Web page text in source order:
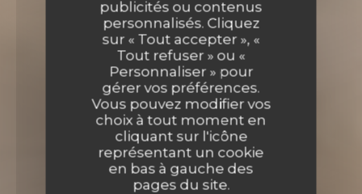
publicités ou contenus
personnalisés. Cliquez
sur « Tout accepter », «
Tout refuser » ou «
Personnaliser » pour
gérer vos préférences.
Vous pouvez modifier vos
choix à tout moment en
cliquant sur l'icône
représentant un cookie
en bas à gauche des
pages du site.